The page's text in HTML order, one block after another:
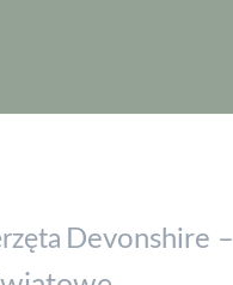
Devonshire –